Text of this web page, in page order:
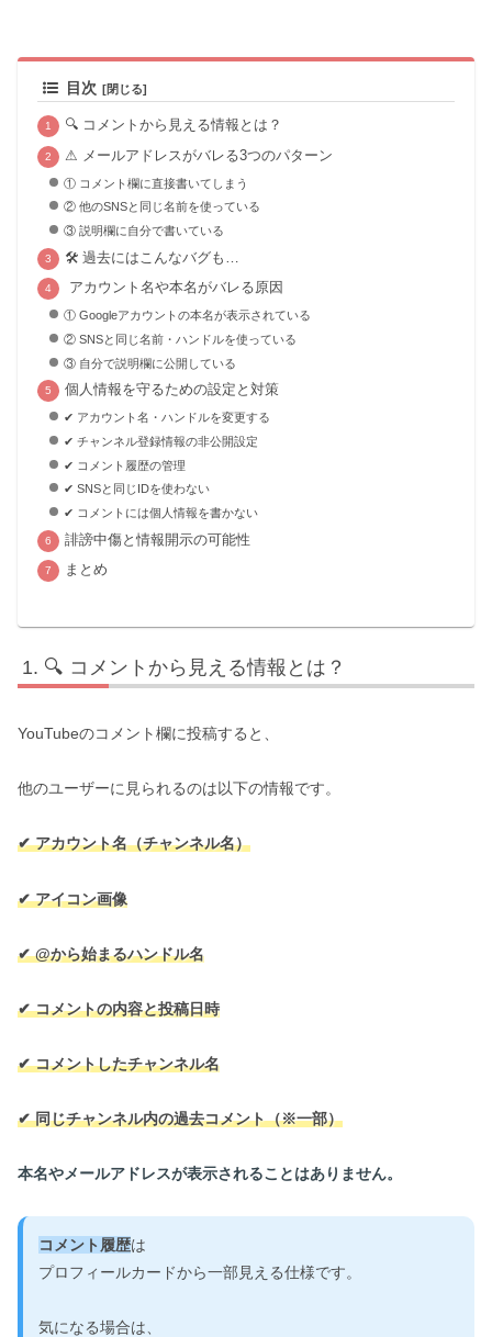
目次
🔍 コメントから見える情報とは？
⚠ メールアドレスがバレる3つのパターン
① コメント欄に直接書いてしまう
② 他のSNSと同じ名前を使っている
③ 説明欄に自分で書いている
🛠 過去にはこんなバグも…
アカウント名や本名がバレる原因
① Googleアカウントの本名が表示されている
② SNSと同じ名前・ハンドルを使っている
③ 自分で説明欄に公開している
個人情報を守るための設定と対策
✔ アカウント名・ハンドルを変更する
✔ チャンネル登録情報の非公開設定
✔ コメント履歴の管理
✔ SNSと同じIDを使わない
✔ コメントには個人情報を書かない
誹謗中傷と情報開示の可能性
まとめ
🔍 コメントから見える情報とは？
YouTubeのコメント欄に投稿すると、
他のユーザーに見られるのは以下の情報です。
✔ アカウント名（チャンネル名）
✔ アイコン画像
✔ @から始まるハンドル名
✔ コメントの内容と投稿日時
✔ コメントしたチャンネル名
✔ 同じチャンネル内の過去コメント（※一部）
本名やメールアドレスが表示されることはありません。
コメント履歴は
プロフィールカードから一部見える仕様です。
気になる場合は、